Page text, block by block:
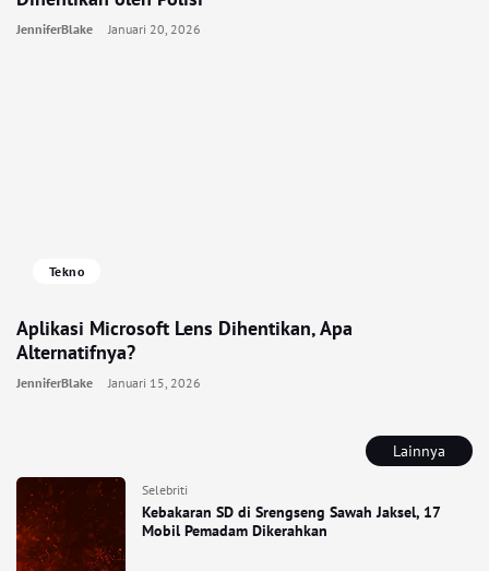
Lainnya
Selebriti
Kebakaran SD di Srengseng Sawah Jaksel, 17
Mobil Pemadam Dikerahkan
JenniferBlake Januari 20, 2026
Tekno
Aplikasi Microsoft Lens Dihentikan, Apa
Alternatifnya?
JenniferBlake Januari 15, 2026